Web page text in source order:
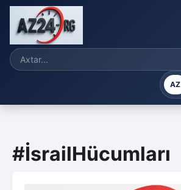
AZ
#İsrailHücumları